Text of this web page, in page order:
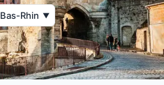
Bas-Rhin ▼